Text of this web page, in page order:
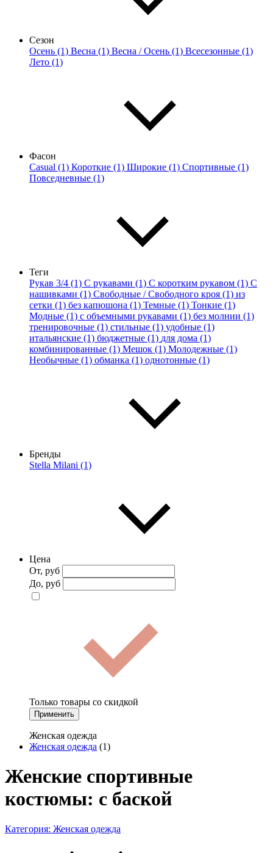
Сезон
Осень (1) Весна (1) Весна / Осень (1) Всесезонные (1)
Лето (1)
Фасон
Casual (1) Короткие (1) Широкие (1) Спортивные (1)
Повседневные (1)
Теги
Рукав 3/4 (1) С рукавами (1) С коротким рукавом (1) С
нашивками (1) Свободные / Свободного кроя (1) из
сетки (1) без капюшона (1) Темные (1) Тонкие (1)
Модные (1) с объемными рукавами (1) без молнии (1)
тренировочные (1) стильные (1) удобные (1)
итальянские (1) бюджетные (1) для дома (1)
комбинированные (1) Мешок (1) Молодежные (1)
Необычные (1) обманка (1) однотонные (1)
Бренды
Stella Milani (1)
Цена
От, руб
До, руб
Только товары со скидкой
Применить
Женская одежда
Женская одежда (1)
Женские спортивные
костюмы: с баской
Категория: Женская одежда